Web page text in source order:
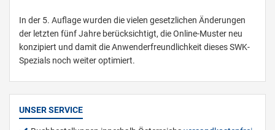
In der 5. Auflage wurden die vielen gesetzlichen Änderungen
der letzten fünf Jahre berücksichtigt, die Online-Muster neu
konzipiert und damit die Anwenderfreundlichkeit dieses SWK-
Spezials noch weiter optimiert.
UNSER SERVICE